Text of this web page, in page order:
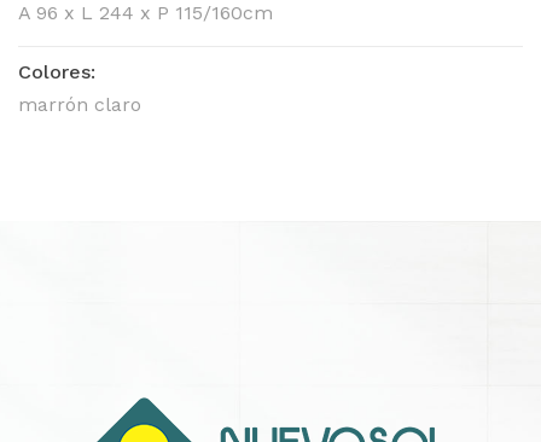
A 96 x L 244 x P 115/160cm
Colores:
marrón claro